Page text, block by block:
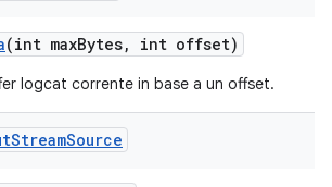
(int maxBytes, int offset)
logcat corrente in base a un offset.
StreamSource